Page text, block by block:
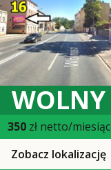
WOLNY
350zł netto/miesiąc
Zobacz lokalizację